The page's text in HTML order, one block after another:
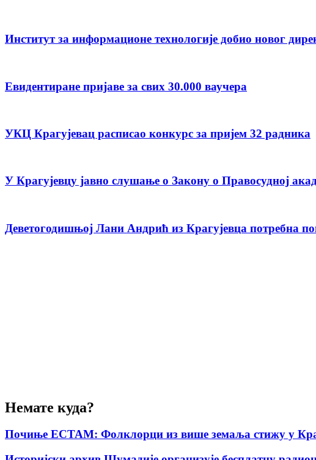
Институт за информационе технологије добио новог
Евидентиране пријаве за свих 30.000 ваучера
УКЦ Крагујевац расписао конкурс за пријем 32 радника
У Крагујевцу јавно слушање о Закону о Правосудној
Деветогодишњој Лани Андрић из Крагујевца потребна
Немате куда?
Почиње ЕСТАМ: Фолклорци из више земаља стижу у